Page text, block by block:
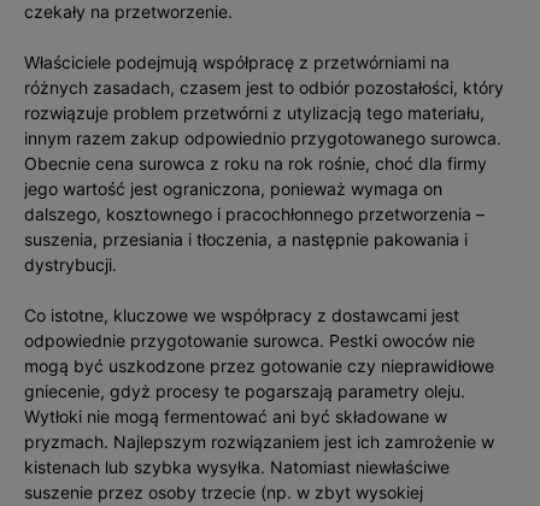
czekały na przetworzenie.
Właściciele podejmują współpracę z przetwórniami na
różnych zasadach, czasem jest to odbiór pozostałości, który
rozwiązuje problem przetwórni z utylizacją tego materiału,
innym razem zakup odpowiednio przygotowanego surowca.
Obecnie cena surowca z roku na rok rośnie, choć dla firmy
jego wartość jest ograniczona, ponieważ wymaga on
dalszego, kosztownego i pracochłonnego przetworzenia –
suszenia, przesiania i tłoczenia, a następnie pakowania i
dystrybucji.
Co istotne, kluczowe we współpracy z dostawcami jest
odpowiednie przygotowanie surowca. Pestki owoców nie
mogą być uszkodzone przez gotowanie czy nieprawidłowe
gniecenie, gdyż procesy te pogarszają parametry oleju.
Wytłoki nie mogą fermentować ani być składowane w
pryzmach. Najlepszym rozwiązaniem jest ich zamrożenie w
kistenach lub szybka wysyłka. Natomiast niewłaściwe
suszenie przez osoby trzecie (np. w zbyt wysokiej